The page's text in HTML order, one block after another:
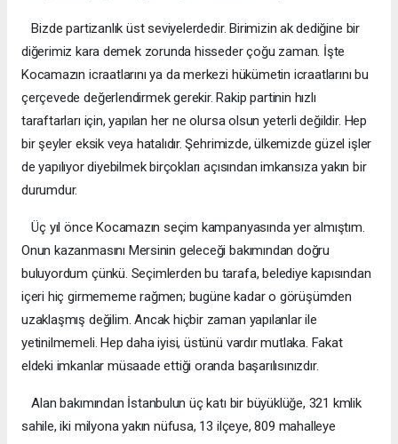
Bizde partizanlık üst seviyelerdedir. Birimizin ak dediğine bir
diğerimiz kara demek zorunda hisseder çoğu zaman. İşte
Kocamazın icraatlarını ya da merkezi hükümetin icraatlarını bu
çerçevede değerlendirmek gerekir. Rakip partinin hızlı
taraftarları için, yapılan her ne olursa olsun yeterli değildir. Hep
bir şeyler eksik veya hatalıdır. Şehrimizde, ülkemizde güzel işler
de yapılıyor diyebilmek birçokları açısından imkansıza yakın bir
durumdur.
Üç yıl önce Kocamazın seçim kampanyasında yer almıştım.
Onun kazanmasını Mersinin geleceği bakımından doğru
buluyordum çünkü. Seçimlerden bu tarafa, belediye kapısından
içeri hiç girmememe rağmen; bugüne kadar o görüşümden
uzaklaşmış değilim. Ancak hiçbir zaman yapılanlar ile
yetinilmemeli. Hep daha iyisi, üstünü vardır mutlaka. Fakat
eldeki imkanlar müsaade ettiği oranda başarılısınızdır.
Alan bakımından İstanbulun üç katı bir büyüklüğe, 321 kmlik
sahile, iki milyona yakın nüfusa, 13 ilçeye, 809 mahalleye